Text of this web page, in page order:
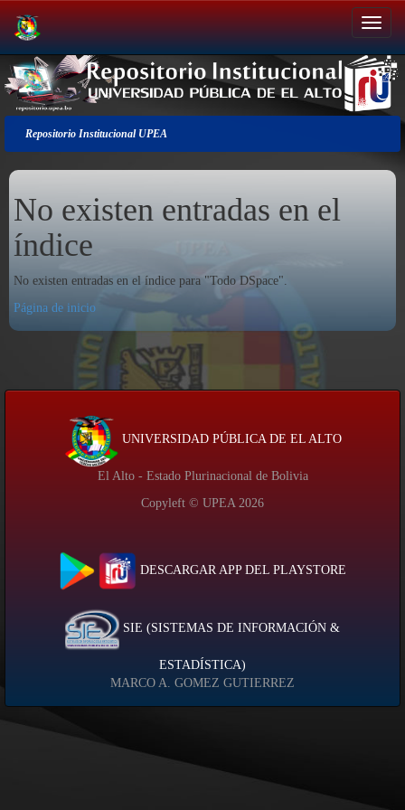
Salir
de
la
navegación
Repositorio Institucional UPEA
No existen entradas en el
índice
No existen entradas en el índice para "Todo DSpace".
Página de inicio
UNIVERSIDAD PÚBLICA DE EL ALTO
El Alto - Estado Plurinacional de Bolivia
Copyleft © UPEA 2026
DESCARGAR APP DEL PLAYSTORE
SIE (SISTEMAS DE INFORMACIÓN &
ESTADÍSTICA)
MARCO A. GOMEZ GUTIERREZ